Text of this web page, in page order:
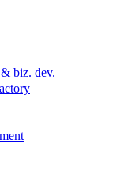
biz. dev.